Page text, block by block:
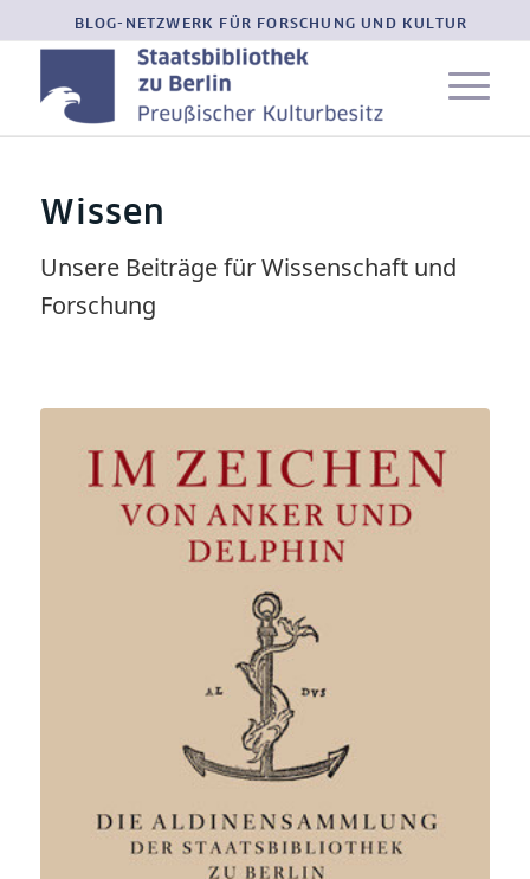
BLOG-NETZWERK FÜR FORSCHUNG UND KULTUR
Wissen
Unsere Beiträge für Wissenschaft und
Forschung